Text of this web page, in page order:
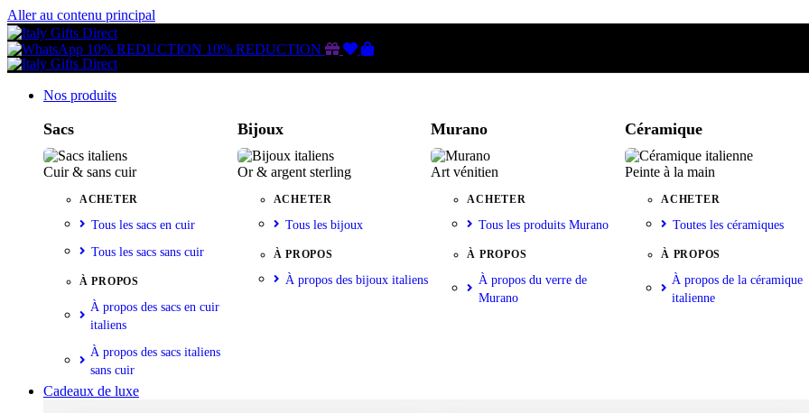
Aller au contenu principal
10% REDUCTION 10% REDUCTION Gutscheine
Wunschliste
Warenkorb
Nos produits
Sacs
Cuir & sans cuir
ACHETER
Tous les sacs en cuir
Tous les sacs sans cuir
À PROPOS
À propos des sacs en cuir
italiens
À propos des sacs italiens
sans cuir
Bijoux
Or & argent sterling
ACHETER
Tous les bijoux
À PROPOS
À propos des bijoux italiens
Murano
Art vénitien
ACHETER
Tous les produits Murano
À PROPOS
À propos du verre de
Murano
Céramique
Peinte à la main
ACHETER
Toutes les céramiques
À PROPOS
À propos de la céramique
italienne
Cadeaux de luxe